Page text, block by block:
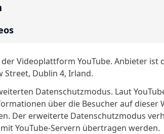
Videoplattform YouTube. Anbieter ist
Street, Dublin 4, Irland.
Datenschutzmodus. Laut
über die Besucher auf dieser
Der erweiterte Datenschutzmodus
YouTube-Servern übertragen werden.